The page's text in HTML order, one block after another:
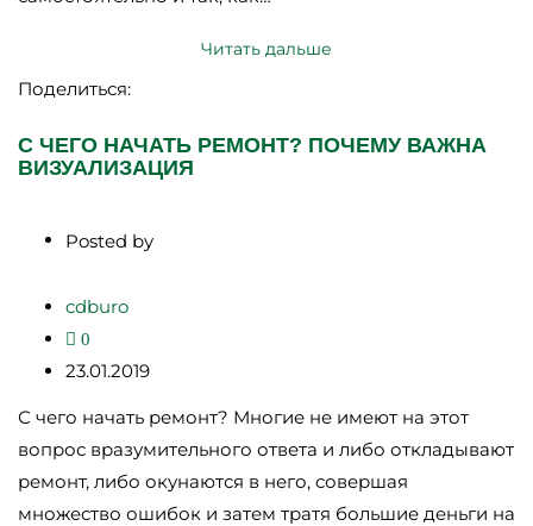
Читать дальше
Поделиться:
С ЧЕГО НАЧАТЬ РЕМОНТ? ПОЧЕМУ ВАЖНА
ВИЗУАЛИЗАЦИЯ
Posted by
cdburo
0
23.01.2019
С чего начать ремонт? Многие не имеют на этот
вопрос вразумительного ответа и либо откладывают
ремонт, либо окунаются в него, совершая
множество ошибок и затем тратя большие деньги на